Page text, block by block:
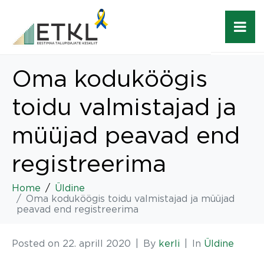
Oma koduköögis
toidu valmistajad ja
müüjad peavad end
registreerima
Home
Üldine
Oma koduköögis toidu valmistajad ja müüjad
peavad end registreerima
Posted on 22. aprill 2020 By kerli In Üldine